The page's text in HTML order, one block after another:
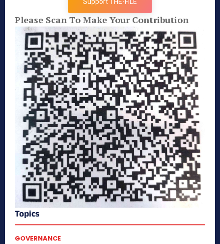
Support THE-FILE
Please Scan To Make Your Contribution
Topics
GOVERNANCE